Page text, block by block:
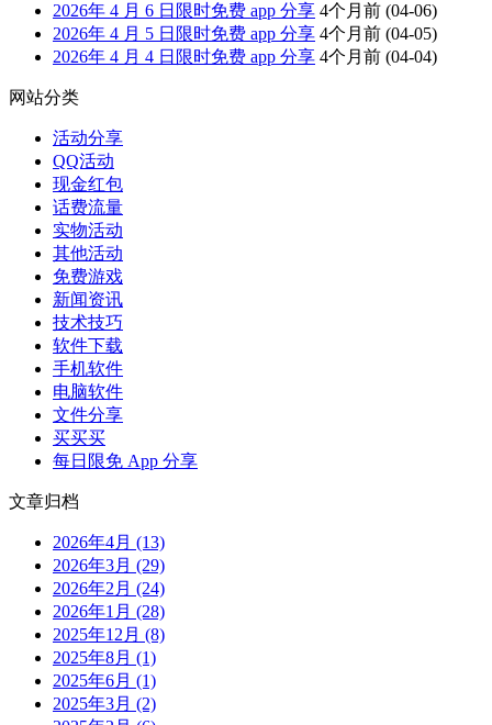
2026年 4 月 6 日限时免费 app 分享 4个月前 (04-06)
2026年 4 月 5 日限时免费 app 分享 4个月前 (04-05)
2026年 4 月 4 日限时免费 app 分享 4个月前 (04-04)
网站分类
活动分享
QQ活动
现金红包
话费流量
实物活动
其他活动
免费游戏
新闻资讯
技术技巧
软件下载
手机软件
电脑软件
文件分享
买买买
每日限免 App 分享
文章归档
2026年4月 (13)
2026年3月 (29)
2026年2月 (24)
2026年1月 (28)
2025年12月 (8)
2025年8月 (1)
2025年6月 (1)
2025年3月 (2)